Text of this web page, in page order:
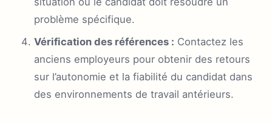
problème spécifique.
Vérification des références : Contactez les
anciens employeurs pour obtenir des retours
sur l’autonomie et la fiabilité du candidat dans
des environnements de travail antérieurs.